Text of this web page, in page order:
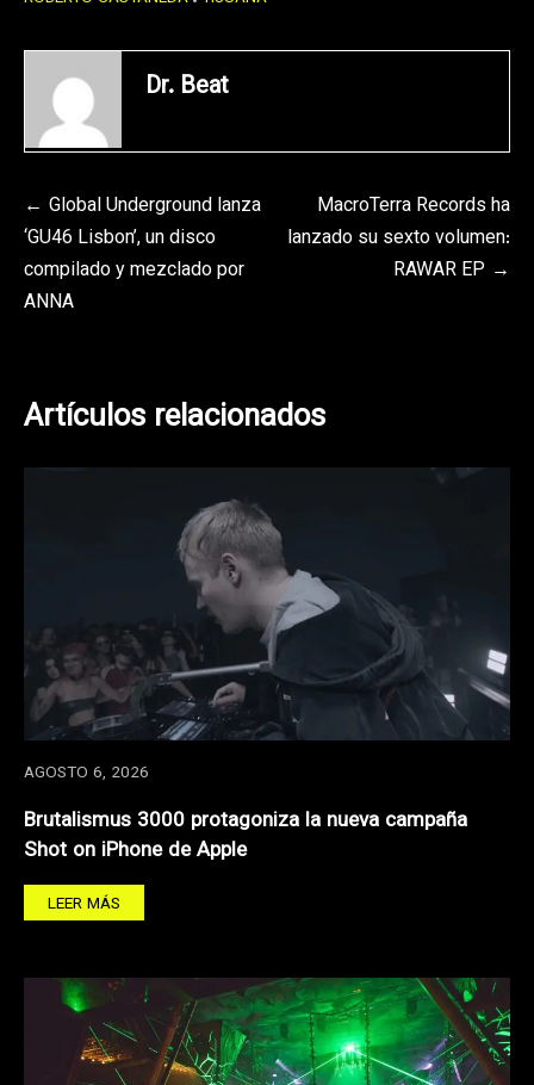
Dr. Beat
Navegación
de
entradas
Global Underground lanza
‘GU46 Lisbon’, un disco
compilado y mezclado por
ANNA
MacroTerra Records ha
lanzado su sexto volumen:
RAWAR EP
Artículos relacionados
AGOSTO 6, 2026
Brutalismus 3000 protagoniza la nueva campaña
Shot on iPhone de Apple
LEER MÁS